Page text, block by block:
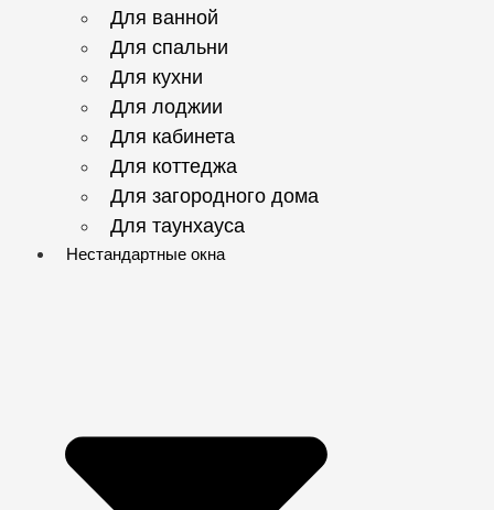
Для ванной
Для спальни
Для кухни
Для лоджии
Для кабинета
Для коттеджа
Для загородного дома
Для таунхауса
Нестандартные окна